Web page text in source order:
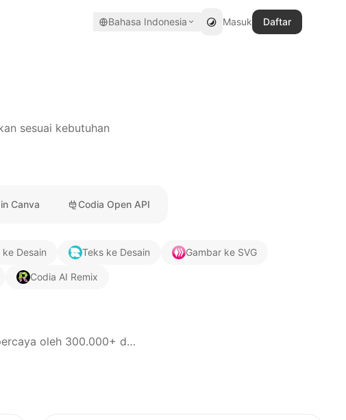
Bahasa Indonesia Masuk Daftar
sesuai kebutuhan
Canva Codia Open API
Desain Teks ke Desain Gambar ke SVG
Codia AI Remix
Ubah screenshot menjadi desain yang dapat diedit dengan mudah. Dipercaya oleh 300.000+ desainer profesional di seluruh dunia.